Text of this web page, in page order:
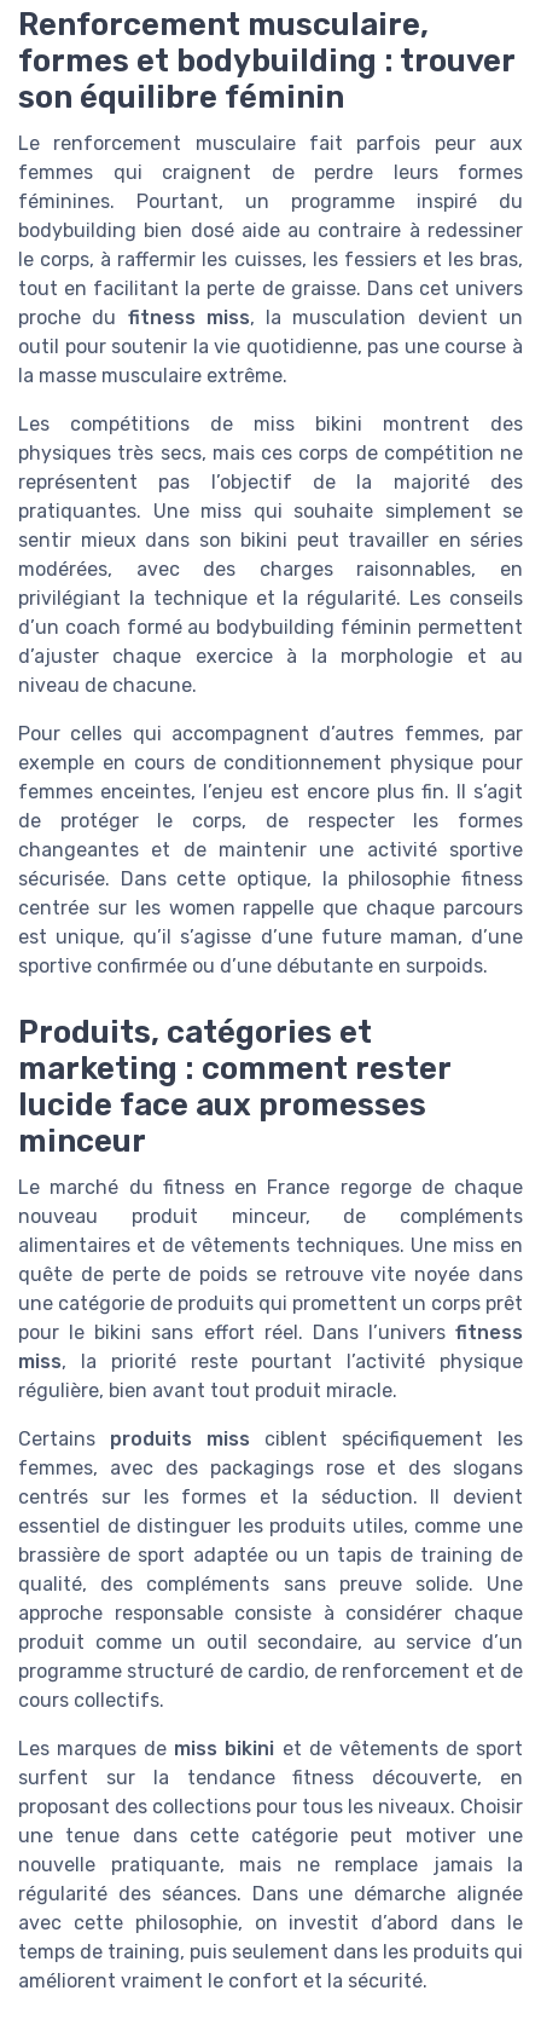
Renforcement musculaire,
formes et bodybuilding : trouver
son équilibre féminin
Le renforcement musculaire fait parfois peur aux
femmes qui craignent de perdre leurs formes
féminines. Pourtant, un programme inspiré du
bodybuilding bien dosé aide au contraire à redessiner
le corps, à raffermir les cuisses, les fessiers et les bras,
tout en facilitant la perte de graisse. Dans cet univers
proche du fitness miss, la musculation devient un
outil pour soutenir la vie quotidienne, pas une course à
la masse musculaire extrême.
Les compétitions de miss bikini montrent des
physiques très secs, mais ces corps de compétition ne
représentent pas l’objectif de la majorité des
pratiquantes. Une miss qui souhaite simplement se
sentir mieux dans son bikini peut travailler en séries
modérées, avec des charges raisonnables, en
privilégiant la technique et la régularité. Les conseils
d’un coach formé au bodybuilding féminin permettent
d’ajuster chaque exercice à la morphologie et au
niveau de chacune.
Pour celles qui accompagnent d’autres femmes, par
exemple en cours de conditionnement physique pour
femmes enceintes, l’enjeu est encore plus fin. Il s’agit
de protéger le corps, de respecter les formes
changeantes et de maintenir une activité sportive
sécurisée. Dans cette optique, la philosophie fitness
centrée sur les women rappelle que chaque parcours
est unique, qu’il s’agisse d’une future maman, d’une
sportive confirmée ou d’une débutante en surpoids.
Produits, catégories et
marketing : comment rester
lucide face aux promesses
minceur
Le marché du fitness en France regorge de chaque
nouveau produit minceur, de compléments
alimentaires et de vêtements techniques. Une miss en
quête de perte de poids se retrouve vite noyée dans
une catégorie de produits qui promettent un corps prêt
pour le bikini sans effort réel. Dans l’univers fitness
miss, la priorité reste pourtant l’activité physique
régulière, bien avant tout produit miracle.
Certains produits miss ciblent spécifiquement les
femmes, avec des packagings rose et des slogans
centrés sur les formes et la séduction. Il devient
essentiel de distinguer les produits utiles, comme une
brassière de sport adaptée ou un tapis de training de
qualité, des compléments sans preuve solide. Une
approche responsable consiste à considérer chaque
produit comme un outil secondaire, au service d’un
programme structuré de cardio, de renforcement et de
cours collectifs.
Les marques de miss bikini et de vêtements de sport
surfent sur la tendance fitness découverte, en
proposant des collections pour tous les niveaux. Choisir
une tenue dans cette catégorie peut motiver une
nouvelle pratiquante, mais ne remplace jamais la
régularité des séances. Dans une démarche alignée
avec cette philosophie, on investit d’abord dans le
temps de training, puis seulement dans les produits qui
améliorent vraiment le confort et la sécurité.